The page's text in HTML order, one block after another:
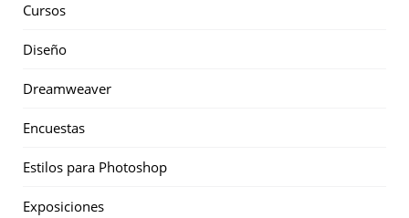
Cursos
Diseño
Dreamweaver
Encuestas
Estilos para Photoshop
Exposiciones